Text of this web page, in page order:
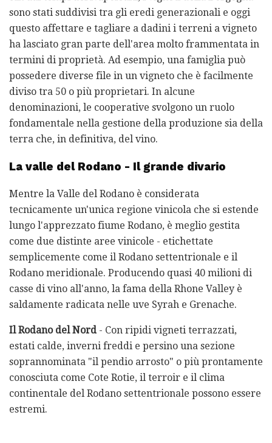
sono stati suddivisi tra gli eredi generazionali e oggi
questo affettare e tagliare a dadini i terreni a vigneto
ha lasciato gran parte dell'area molto frammentata in
termini di proprietà. Ad esempio, una famiglia può
possedere diverse file in un vigneto che è facilmente
diviso tra 50 o più proprietari. In alcune
denominazioni, le cooperative svolgono un ruolo
fondamentale nella gestione della produzione sia della
terra che, in definitiva, del vino.
La valle del Rodano - Il grande divario
Mentre la Valle del Rodano è considerata
tecnicamente un'unica regione vinicola che si estende
lungo l'apprezzato fiume Rodano, è meglio gestita
come due distinte aree vinicole - etichettate
semplicemente come il Rodano settentrionale e il
Rodano meridionale. Producendo quasi 40 milioni di
casse di vino all'anno, la fama della Rhone Valley è
saldamente radicata nelle uve Syrah e Grenache.
Il Rodano del Nord - Con ripidi vigneti terrazzati,
estati calde, inverni freddi e persino una sezione
soprannominata "il pendio arrosto" o più prontamente
conosciuta come Cote Rotie, il terroir e il clima
continentale del Rodano settentrionale possono essere
estremi.